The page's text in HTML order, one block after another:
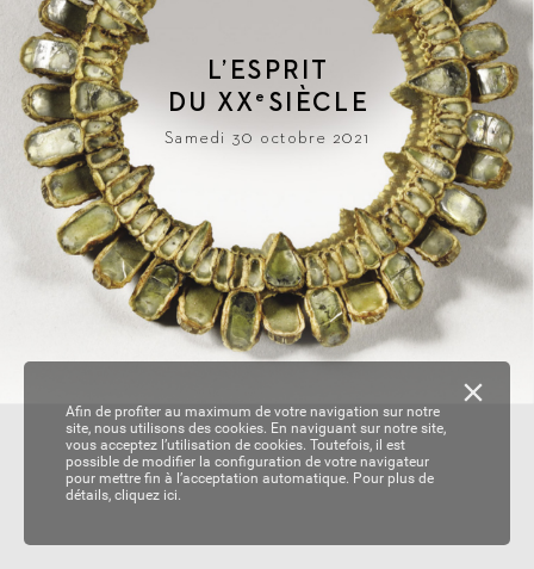
L’ESPRIT
DU XX e SIÈCLE
Samedi 30 octobre 2021
Afin de profiter au maximum de votre navigation sur notre
site, nous utilisons des cookies. En naviguant sur notre site,
vous acceptez l’utilisation de cookies. Toutefois, il est
possible de modifier la configuration de votre navigateur
pour mettre fin à l’acceptation automatique. Pour plus de
détails, cliquez ici.